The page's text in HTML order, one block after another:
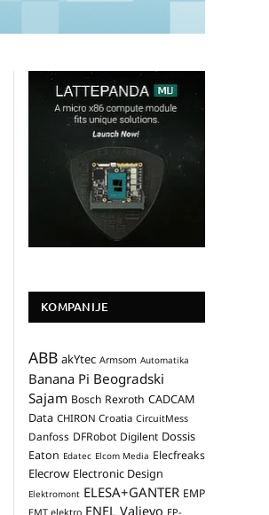
KOMPANIJE
ABB akYtec Armsom Automatika
Banana Pi Beogradski
Sajam Bosch Rexroth CADCAM
Data CHIRON Croatia CircuitMess
Danfoss DFRobot Digilent Dossis
Eaton Edatec Elcom Media Elecfreaks
Elecrow Electronic Design
Elektromont ELESA+GANTER EMP
EMT elektro ENEL Valjevo EP-